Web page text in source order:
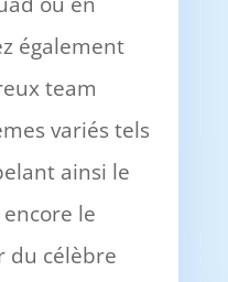
également
team
variés tels
ainsi le
le
du célèbre